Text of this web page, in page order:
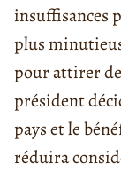
insuffisances
plus
pour attirer
président
pays et le
réduira